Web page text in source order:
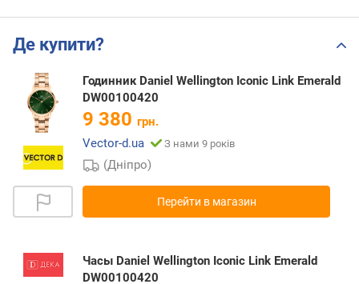
Де купити?
Годинник Daniel Wellington Iconic Link Emerald
DW00100420
9 380 грн.
Vector-d.ua
З нами 9 років
(Дніпро)
Перейти в магазин
Часы Daniel Wellington Iconic Link Emerald
DW00100420